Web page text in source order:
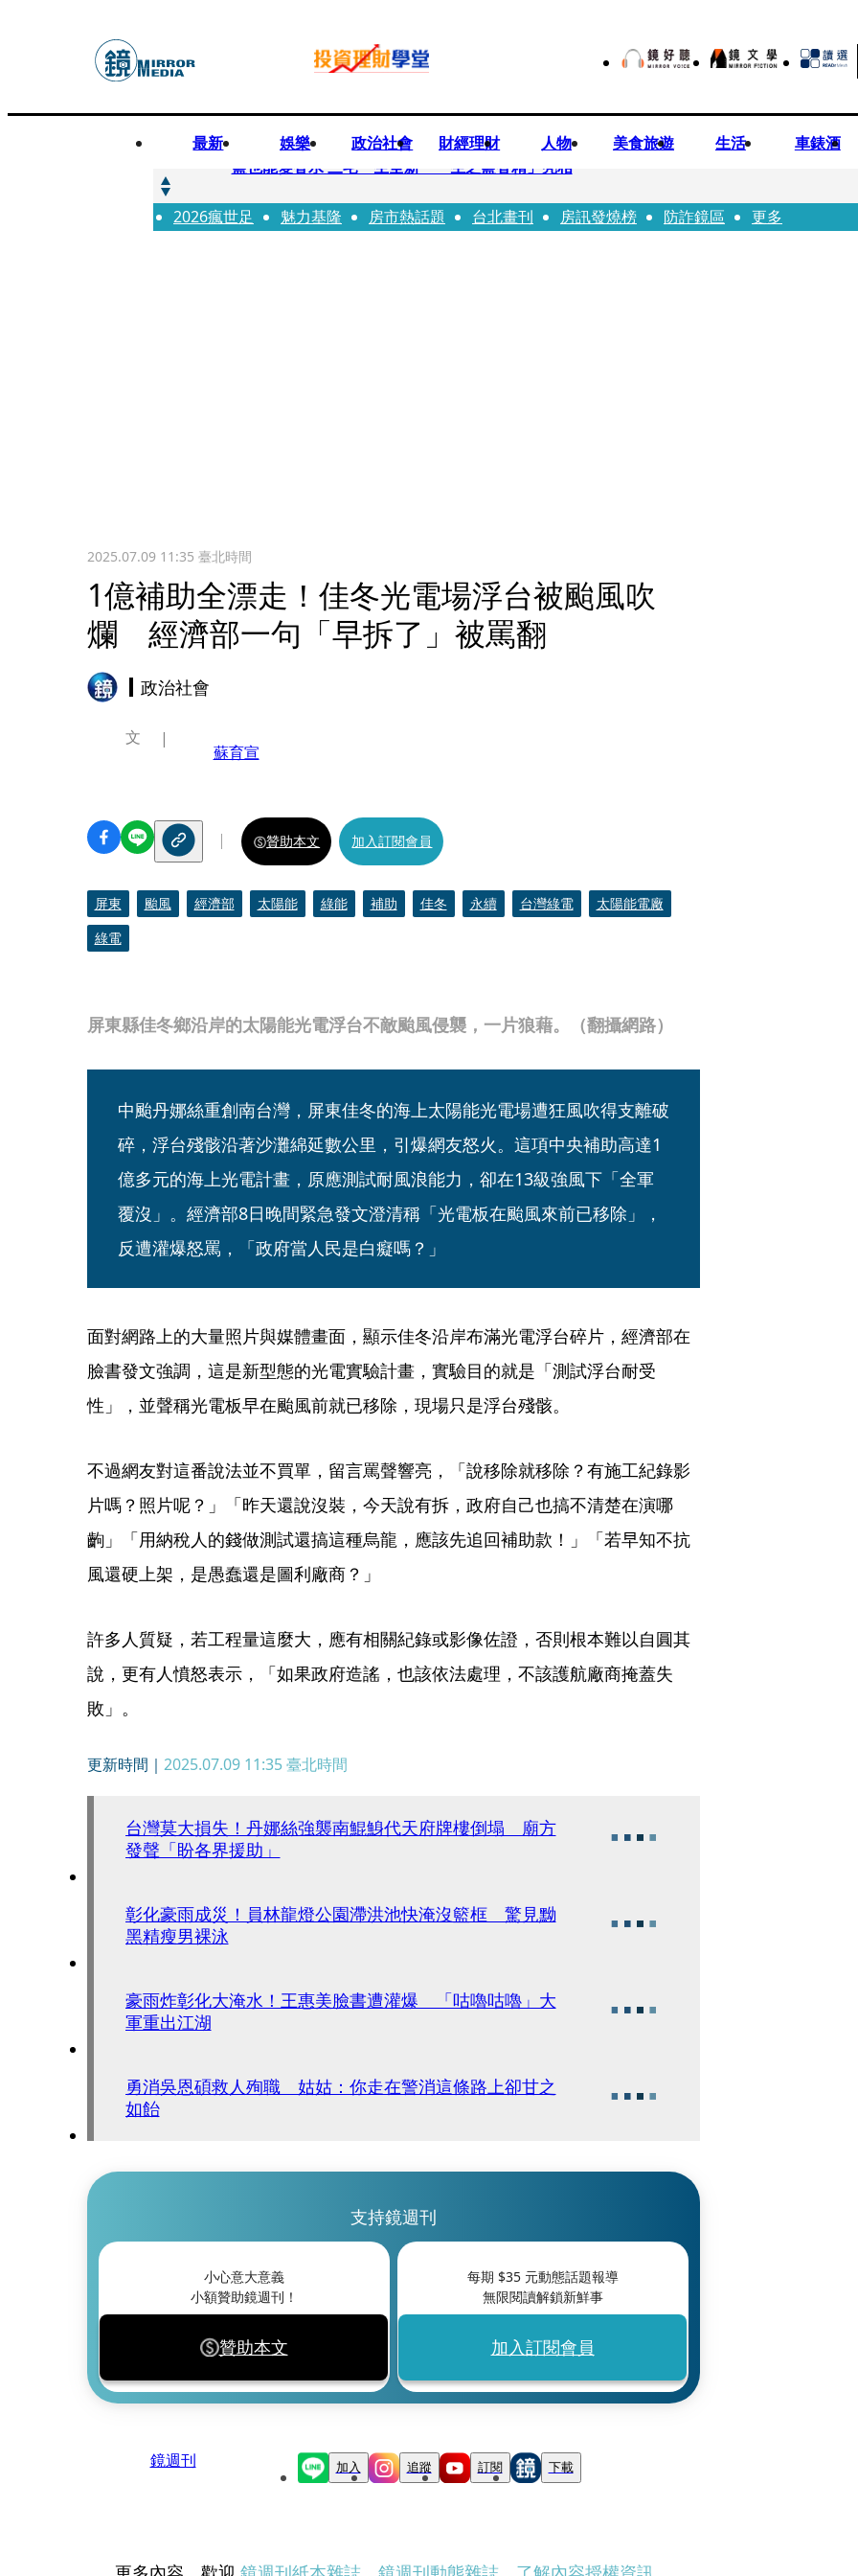
最新 娛樂 政治社會 財經理財 人物 美食旅遊 生活 車錶酒
快訊
鹽也能變香水 三宅一生全新「一生之鹽香精」亮相
快訊
不堪妻子碎念情緒失控 桃園八旬翁毆妻致死檢聲押
2026瘋世足 魅力基隆 房市熱話題 台北畫刊 房訊發燒榜 防詐鏡區 更多
2025.07.09 11:35 臺北時間
1億補助全漂走！佳冬光電場浮台被颱風吹
爛 經濟部一句「早拆了」被罵翻
政治社會
屏東縣佳冬鄉沿岸的太陽能光電浮台不敵颱風侵襲，一片狼藉。（翻攝網路）
文
蘇育宣
贊助本文 加入訂閱會員
屏東 颱風 經濟部 太陽能 綠能 補助 佳冬 永續 台灣綠電
太陽能電廠
綠電
中颱丹娜絲重創南台灣，屏東佳冬的海上太陽能光電場遭狂風吹得支離破
碎，浮台殘骸沿著沙灘綿延數公里，引爆網友怒火。這項中央補助高達1
億多元的海上光電計畫，原應測試耐風浪能力，卻在13級強風下「全軍
覆沒」。經濟部8日晚間緊急發文澄清稱「光電板在颱風來前已移除」，
反遭灌爆怒罵，「政府當人民是白癡嗎？」
面對網路上的大量照片與媒體畫面，顯示佳冬沿岸布滿光電浮台碎片，經濟部在
臉書發文強調，這是新型態的光電實驗計畫，實驗目的就是「測試浮台耐受
性」，並聲稱光電板早在颱風前就已移除，現場只是浮台殘骸。
不過網友對這番說法並不買單，留言罵聲響亮，「說移除就移除？有施工紀錄影
片嗎？照片呢？」「昨天還說沒裝，今天說有拆，政府自己也搞不清楚在演哪
齣」「用納稅人的錢做測試還搞這種烏龍，應該先追回補助款！」「若早知不抗
風還硬上架，是愚蠢還是圖利廠商？」
許多人質疑，若工程量這麼大，應有相關紀錄或影像佐證，否則根本難以自圓其
說，更有人憤怒表示，「如果政府造謠，也該依法處理，不該護航廠商掩蓋失
敗」。
更新時間｜ 2025.07.09 11:35臺北時間
台灣莫大損失！丹娜絲強襲南鯤鯓代天府牌樓倒塌 廟方
發聲「盼各界援助」
彰化豪雨成災！員林龍燈公園滯洪池快淹沒籃框 驚見黝
黑精瘦男裸泳
豪雨炸彰化大淹水！王惠美臉書遭灌爆 「咕嚕咕嚕」大
軍重出江湖
勇消吳恩碩救人殉職 姑姑：你走在警消這條路上卻甘之
如飴
支持鏡週刊
小心意大意義
小額贊助鏡週刊！
贊助本文
每期 $35元動態話題報導
無限閱讀解鎖新鮮事
加入訂閱會員
鏡週刊 加入 追蹤 訂閱 下載